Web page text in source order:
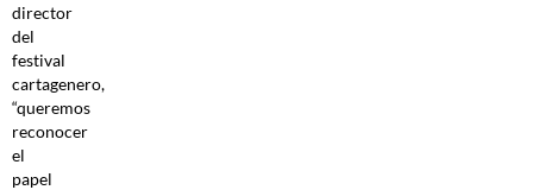
director
del
festival
cartagenero,
“queremos
reconocer
el
papel